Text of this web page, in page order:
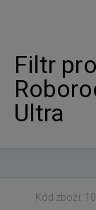
Filtr
Ultra
Kód zboží: